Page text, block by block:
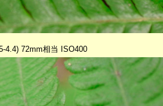
4.4) 72mm相当 ISO400